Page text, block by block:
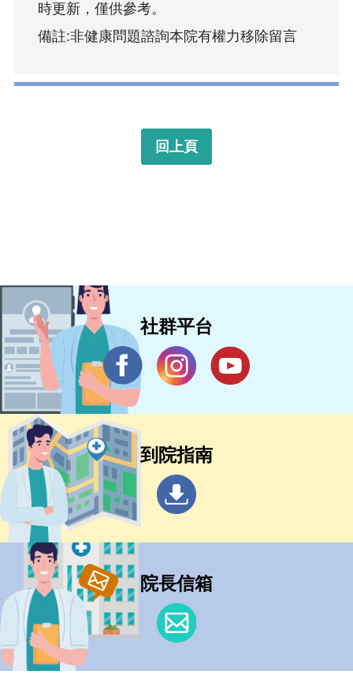
時更新，僅供參考。
備註:非健康問題諮詢本院有權力移除留言
回上頁
社群平台
到院指南
院長信箱